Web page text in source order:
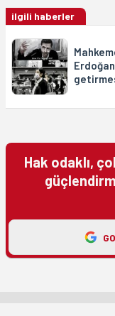
ilgili haberler
Hak odaklı,